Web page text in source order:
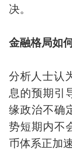
决。
金融格局如
分析人士认
息的预期引
缘政治不确
势短期内不
币体系正加